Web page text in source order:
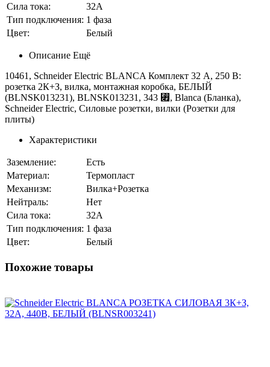
Сила тока:
32A
Тип подключения: 1 фаза
Цвет:
Белый
Описание Ещё
10461, Schneider Electric BLANCA Комплект 32 А, 250 В:
розетка 2К+З, вилка, монтажная коробка, БЕЛЫЙ
(BLNSK013231), BLNSK013231, 343 ⃏, Blanca (Бланка),
Schneider Electric, Силовые розетки, вилки (Розетки для
плиты)
Характеристики
Заземление:
Есть
Материал:
Термопласт
Механизм:
Вилка+Розетка
Нейтраль:
Нет
Сила тока:
32A
Тип подключения: 1 фаза
Цвет:
Белый
Похожие товары